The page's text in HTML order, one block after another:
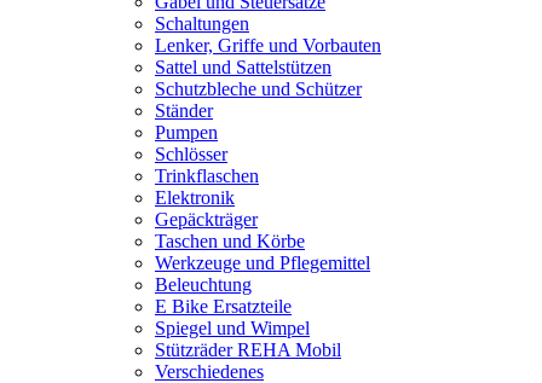
Schaltungen
Lenker, Griffe und Vorbauten
Sattel und Sattelstützen
Schutzbleche und Schützer
Ständer
Pumpen
Schlösser
Trinkflaschen
Elektronik
Gepäckträger
Taschen und Körbe
Werkzeuge und Pflegemittel
Beleuchtung
E Bike Ersatzteile
Spiegel und Wimpel
Stützräder REHA Mobil
Verschiedenes